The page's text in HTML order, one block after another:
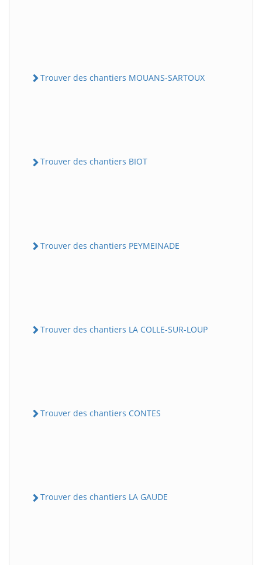
Trouver des chantiers MOUANS-SARTOUX
Trouver des chantiers BIOT
Trouver des chantiers PEYMEINADE
Trouver des chantiers LA COLLE-SUR-LOUP
Trouver des chantiers CONTES
Trouver des chantiers LA GAUDE